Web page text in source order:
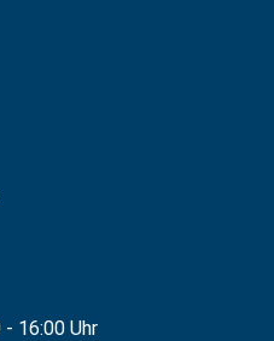
- 16:00 Uhr